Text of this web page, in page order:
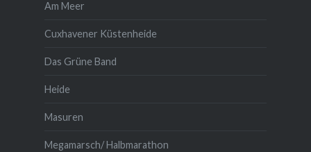
Am Meer
Cuxhavener Küstenheide
Das Grüne Band
Heide
Masuren
Megamarsch/ Halbmarathon